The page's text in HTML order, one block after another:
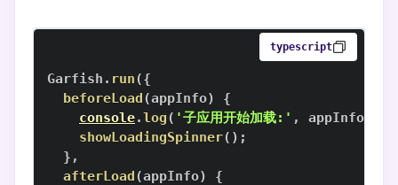
typescript
Garfish . run({
beforeLoad(appInfo)
{
console.log( '子应用开始加载:' , appInfo
showLoadingSpinner( ) ;
} ,
afterLoad(appInfo)
{